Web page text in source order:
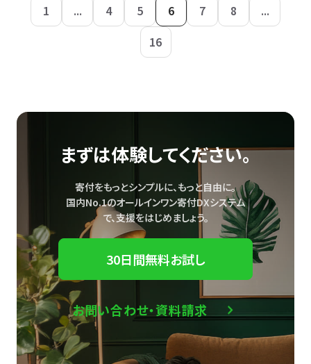
1 ... 4 5 6 7 8
...
16
まずは体験してください。
寄付をもっとシンプルに、もっと自由に。
国内No.1のオールインワン寄付DXシステム
で、支援をはじめましょう。
30日間無料お試し
お問い合わせ・資料請求